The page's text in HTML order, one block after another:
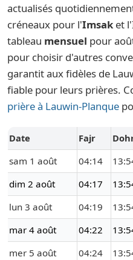
actualisés
créneaux pour l'Imsak et
tableau mensuel pour
pour choisir d'autres
garantit aux fidèles de
fiable pour leurs prières.
prière à Lauwin-Planque
Date Fajr
sam 1 août
04:14
dim 2 août
04:17
lun 3 août
04:19
mar 4 août
04:22
mer 5 août
04:24